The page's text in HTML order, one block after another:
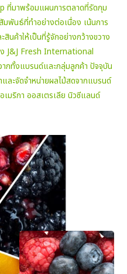
ที่มาพร้อมแผนการตลาดที่รัดกุม
มพันธ์ที่ทำอย่างต่อเนื่อง เน้นการ
นค้าให้เป็นที่รู้จักอย่างกว้างขวาง
ง J&J Fresh International
ากทั้งแบรนด์และกลุ่มลูกค้า ปัจจุบัน
ละจัดจำหน่ายผลไม้สดจากแบรนด์
เมริกา ออสเตรเลีย นิวซีแลนด์